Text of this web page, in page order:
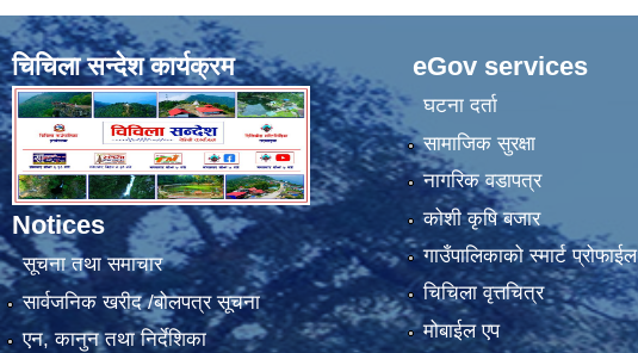
चिचिला सन्देश कार्यक्रम
Notices
सूचना तथा समाचार
सार्वजनिक खरीद /बोलपत्र सूचना
एन, कानुन तथा निर्देशिका
eGov services
घटना दर्ता
सामाजिक सुरक्षा
नागरिक वडापत्र
कोशी कृषि बजार
गाउँपालिकाको स्मार्ट प्रोफाईल
चिचिला वृत्तचित्र
मोबाईल एप